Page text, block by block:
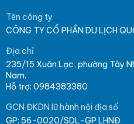
Tên công ty
CÔNG TY CỔ PHẦN DU LỊCH
Địa chỉ
235/15 Xuân Lạc, phường Tây
Nam.
Hỗ trợ: 0984383380
GCN ĐKDN lữ hành nội địa số
GP: 56-0020/SDL-GP LHNĐ